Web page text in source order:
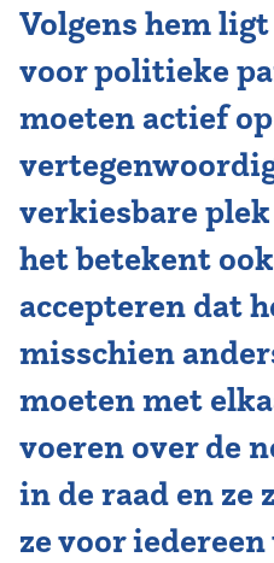
Volgens hem
voor politieke
moeten actief
verkiesbare
het betekent
accepteren dat
misschien
moeten met
voeren over de
in de raad en ze
ze voor